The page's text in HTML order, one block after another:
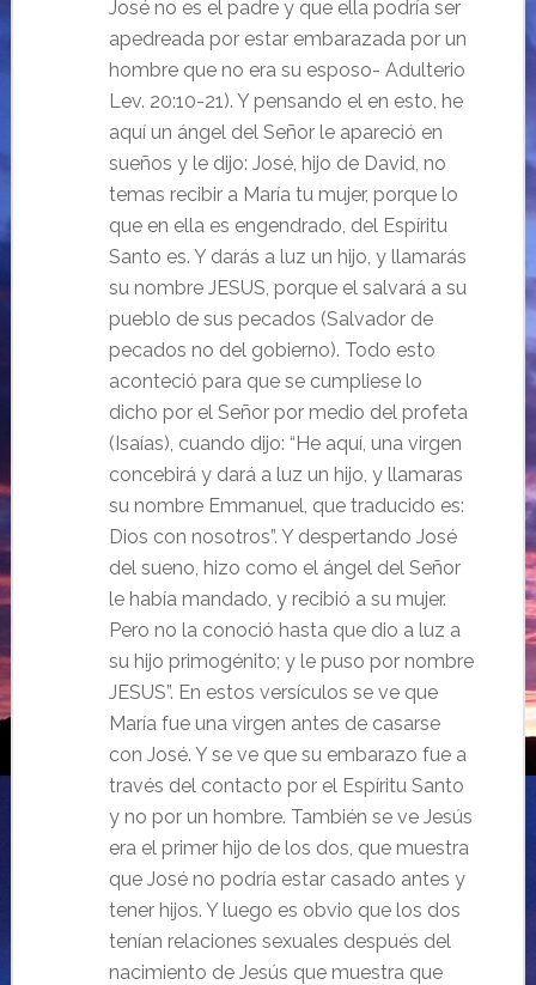
José no es el padre y que ella podría ser
apedreada por estar embarazada por un
hombre que no era su esposo- Adulterio
Lev. 20:10-21). Y pensando el en esto, he
aquí un ángel del Señor le apareció en
sueños y le dijo: José, hijo de David, no
temas recibir a María tu mujer, porque lo
que en ella es engendrado, del Espíritu
Santo es. Y darás a luz un hijo, y llamarás
su nombre JESUS, porque el salvará a su
pueblo de sus pecados (Salvador de
pecados no del gobierno). Todo esto
aconteció para que se cumpliese lo
dicho por el Señor por medio del profeta
(Isaías), cuando dijo: “He aquí, una virgen
concebirá y dará a luz un hijo, y llamaras
su nombre Emmanuel, que traducido es:
Dios con nosotros”. Y despertando José
del sueno, hizo como el ángel del Señor
le había mandado, y recibió a su mujer.
Pero no la conoció hasta que dio a luz a
su hijo primogénito; y le puso por nombre
JESUS”. En estos versículos se ve que
María fue una virgen antes de casarse
con José. Y se ve que su embarazo fuea
través del contacto por el Espíritu Santo
y no por un hombre. También se ve Jesús
era el primer hijo de los dos, que muestra
que José no podría estar casado antes y
tener hijos. Y luego es obvio quelos dos
tenían relaciones sexuales después del
nacimiento de Jesús que muestra que